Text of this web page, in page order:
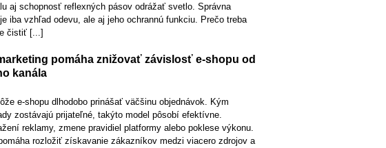
aj schopnosť reflexných pásov odrážať svetlo. Správna
iba vzhľad odevu, ale aj jeho ochrannú funkciu. Prečo treba
čistiť [...]
pomáha znižovať závislosť e-shopu od
kanála
e-shopu dlhodobo prinášať väčšinu objednávok. Kým
zostávajú prijateľné, takýto model pôsobí efektívne.
reklamy, zmene pravidiel platformy alebo poklese výkonu.
rozložiť získavanie zákazníkov medzi viacero zdrojov a